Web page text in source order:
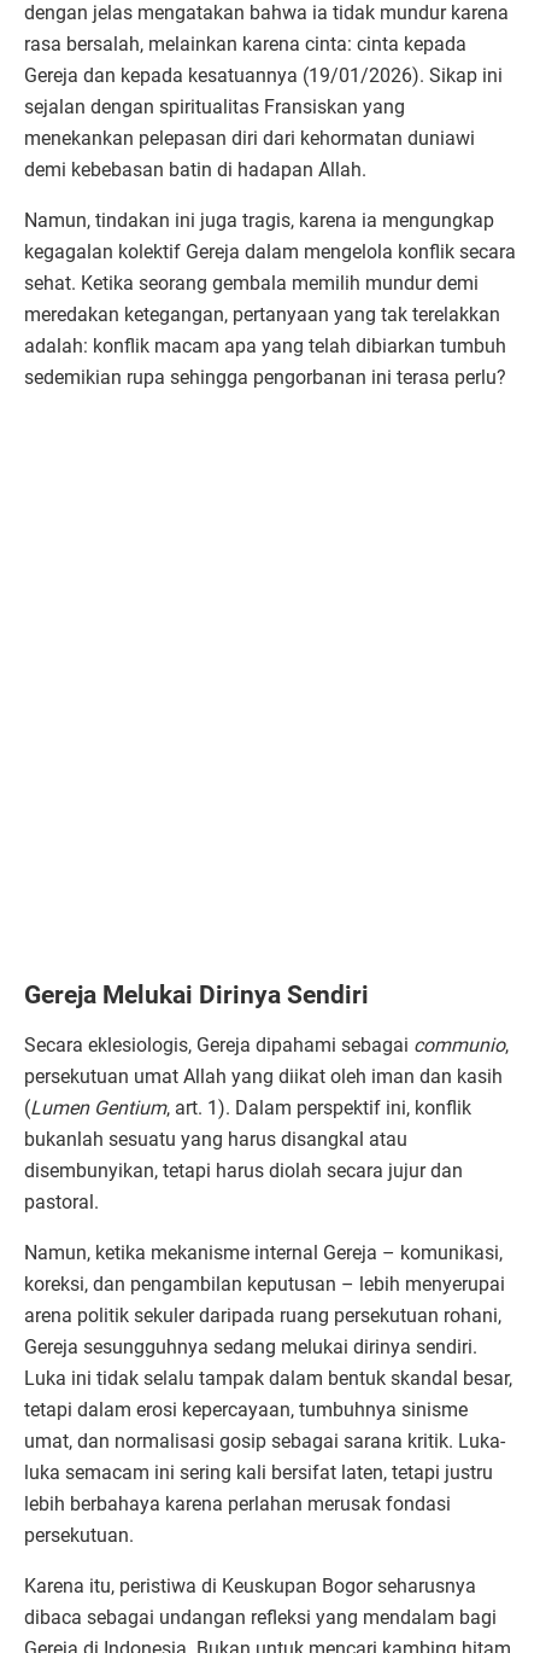
dengan jelas mengatakan bahwa ia tidak mundur karena
rasa bersalah, melainkan karena cinta: cinta kepada
Gereja dan kepada kesatuannya (19/01/2026). Sikap ini
sejalan dengan spiritualitas Fransiskan yang
menekankan pelepasan diri dari kehormatan duniawi
demi kebebasan batin di hadapan Allah.
Namun, tindakan ini juga tragis, karena ia mengungkap
kegagalan kolektif Gereja dalam mengelola konflik secara
sehat. Ketika seorang gembala memilih mundur demi
meredakan ketegangan, pertanyaan yang tak terelakkan
adalah: konflik macam apa yang telah dibiarkan tumbuh
sedemikian rupa sehingga pengorbanan ini terasa perlu?
Gereja Melukai Dirinya Sendiri
Secara eklesiologis, Gereja dipahami sebagai communio,
persekutuan umat Allah yang diikat oleh iman dan kasih
(Lumen Gentium, art. 1). Dalam perspektif ini, konflik
bukanlah sesuatu yang harus disangkal atau
disembunyikan, tetapi harus diolah secara jujur dan
pastoral.
Namun, ketika mekanisme internal Gereja – komunikasi,
koreksi, dan pengambilan keputusan – lebih menyerupai
arena politik sekuler daripada ruang persekutuan rohani,
Gereja sesungguhnya sedang melukai dirinya sendiri.
Luka ini tidak selalu tampak dalam bentuk skandal besar,
tetapi dalam erosi kepercayaan, tumbuhnya sinisme
umat, dan normalisasi gosip sebagai sarana kritik. Luka-
luka semacam ini sering kali bersifat laten, tetapi justru
lebih berbahaya karena perlahan merusak fondasi
persekutuan.
Karena itu, peristiwa di Keuskupan Bogor seharusnya
dibaca sebagai undangan refleksi yang mendalam bagi